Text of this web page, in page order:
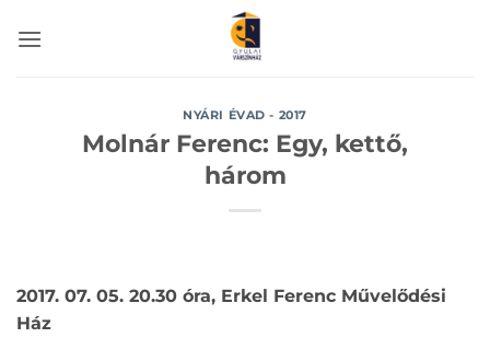
NYÁRI ÉVAD - 2017
Molnár Ferenc: Egy, kettő,
három
2017. 07. 05. 20.30 óra, Erkel Ferenc Művelődési
Ház